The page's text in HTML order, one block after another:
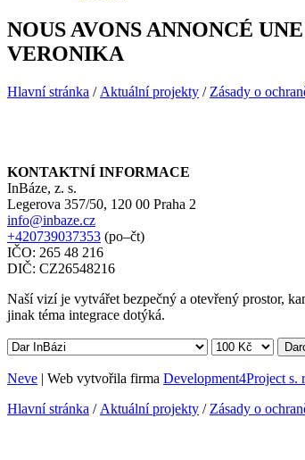
NOUS AVONS ANNONCÉ
VERONIKA
Hlavní stránka / Aktuální projekty / Zásady o
KONTAKTNÍ INFORMACE
InBáze, z. s.
Legerova 357/50, 120 00 Praha 2
info@inbaze.cz
+420739037353 (po–čt)
IČO: 265 48 216
DIČ: CZ26548216
Naší vizí je vytvářet bezpečný a otevřený prostor,
jinak téma integrace dotýká.
Neve | Web vytvořila firma Development4Project s.
Hlavní stránka / Aktuální projekty / Zásady o